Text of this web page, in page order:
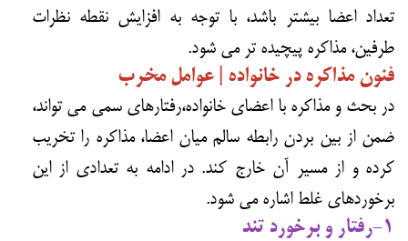
تعداد اعضا بیشتر باشد، با توجه به افزایش نقطه نظرات
طرفین، مذاکره پیچیده تر می شود.
فنون مذاکره در خانواده | عوامل مخرب
در بحث و مذاکره با اعضای خانواده،رفتارهای سمی می تواند،
ضمن از بین بردن رابطه سالم میان اعضا، مذاکره را تخریب
کرده و از مسیر آن خارج کند. در ادامه به تعدادی از این
برخوردهای غلط اشاره می شود.
1-رفتار و برخورد تند